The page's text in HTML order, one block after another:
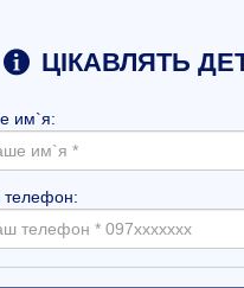
ЦІКАВЛЯТЬ
им`я:
телефон: